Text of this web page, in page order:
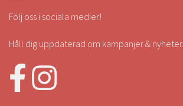
Följ oss i sociala medier!
Håll dig uppdaterad om kampanjer & nyheter.